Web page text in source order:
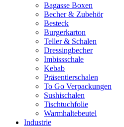
Bagasse Boxen
Becher & Zubehör
Besteck
Burgerkarton
Teller & Schalen
Dressingbecher
Imbissschale
Kebab
Präsentierschalen
To Go Verpackungen
Sushischalen
Tischtuchfolie
Warmhaltebeutel
Industrie